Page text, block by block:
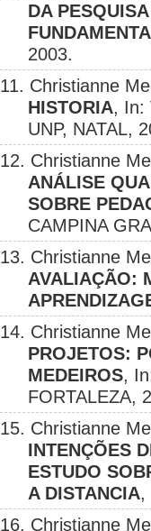
DA
2003.
11. Christianne
HISTORIA, In:
UNP, NATAL,
12. Christianne
ANÁLISE
SOBRE
CAMPINA
13. Christianne
AVALIAÇÃO:
14. Christianne
PROJETOS:
MEDEIROS,
FORTALEZA,
15. Christianne
INTENÇÕES
ESTUDO
A DISTANCIA,
16. Christianne